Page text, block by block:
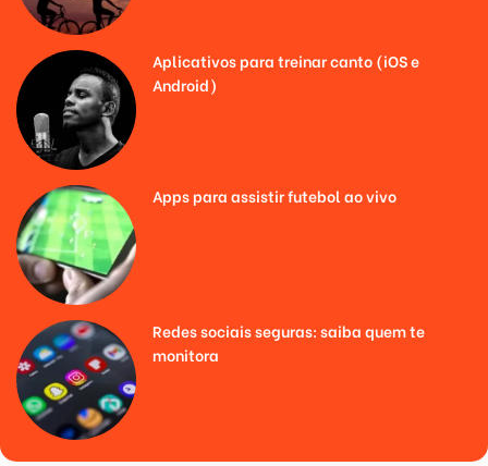
Aplicativos para treinar canto (iOS e
Android)
Apps para assistir futebol ao vivo
Redes sociais seguras: saiba quem te
monitora